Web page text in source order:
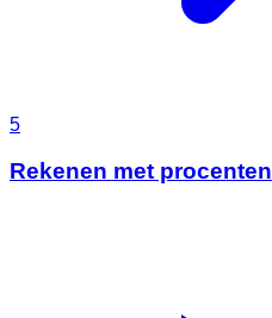
5
Rekenen met procenten